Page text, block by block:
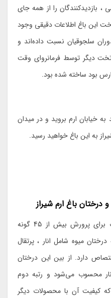
، بازدیدکنندگان را از همه جای
این باغ اطلاعات دقیقی وجود
سلجوقیان نسبت داده‌‌اند و
دیگر توسط فرمانروای وقت
بود ساخته شده بود.
به خیابان ارم بروید و در میدان
به این باغ خواهید رسید.
درختان باغ ارم شیراز
به علاوه این باغ محیطی مطلوب برای پرورش بیش از 45 گونه
میوه شامل انار ، پرتقال
دارد. از بین این درختان
محسوب می‌شود و رتبه دوم
کیفیت آن با محصولات دیگر